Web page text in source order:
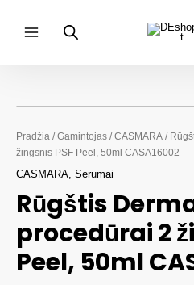
turinio
Pradžia /Gamintojas /CASMARA /
žingsnis PSF Peel, 50ml CASA16002
CASMARA, Serumai
Rūgštis
procedūrai 2
Peel, 50ml